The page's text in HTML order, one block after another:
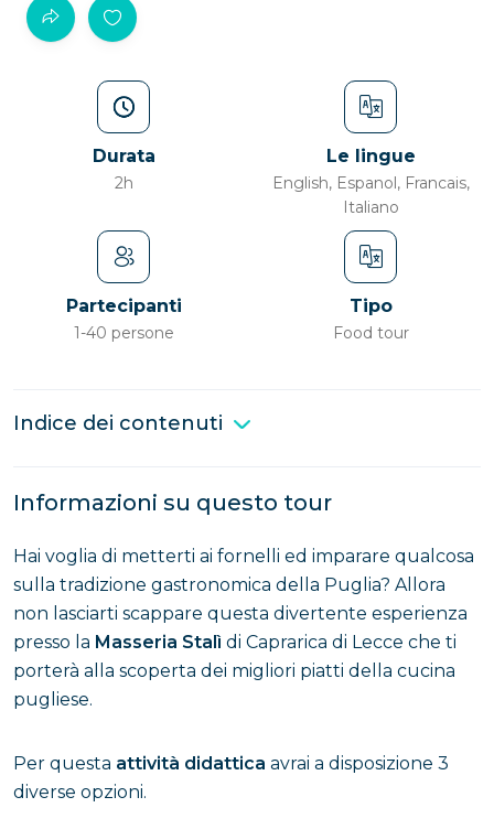
Durata
2h
Le lingue
English, Espanol, Francais,
Italiano
Partecipanti
1-40 persone
Tipo
Food tour
Indice dei contenuti
Informazioni su questo tour
Hai voglia di metterti ai fornelli ed imparare qualcosa
sulla tradizione gastronomica della Puglia? Allora
non lasciarti scappare questa divertente esperienza
presso la Masseria Stalì di Caprarica di Lecce che ti
porterà alla scoperta dei migliori piatti della cucina
pugliese.
Per questa attività didattica avrai a disposizione 3
diverse opzioni.